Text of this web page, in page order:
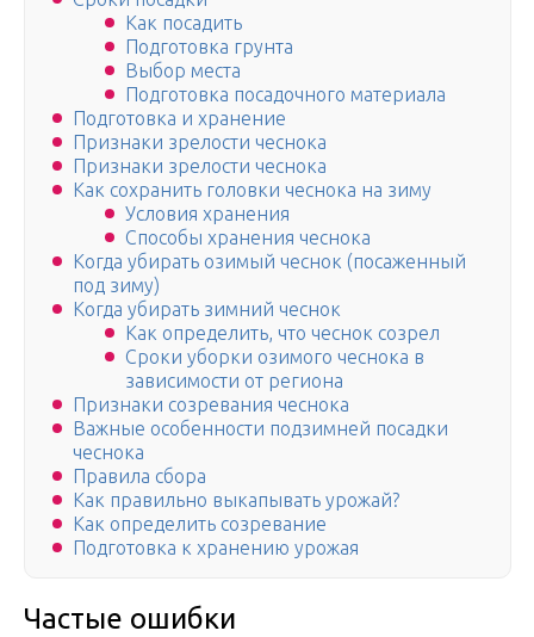
Как посадить
Подготовка грунта
Выбор места
Подготовка посадочного материала
Подготовка и хранение
Признаки зрелости чеснока
Признаки зрелости чеснока
Как сохранить головки чеснока на зиму
Условия хранения
Способы хранения чеснока
Когда убирать озимый чеснок (посаженный
под зиму)
Когда убирать зимний чеснок
Как определить, что чеснок созрел
Сроки уборки озимого чеснока в
зависимости от региона
Признаки созревания чеснока
Важные особенности подзимней посадки
чеснока
Правила сбора
Как правильно выкапывать урожай?
Как определить созревание
Подготовка к хранению урожая
Частые ошибки